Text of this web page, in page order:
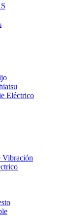
Eléctrico
Vibración